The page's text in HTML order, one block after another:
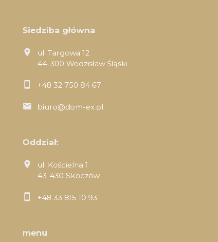
Siedziba główna
ul. Targowa 12
44-300 Wodzisław Śląski
+48 32 750 84 67
biuro@dom-ex.pl
Oddział:
ul. Kościelna 1
43-430 Skoczów
+48 33 815 10 93
menu